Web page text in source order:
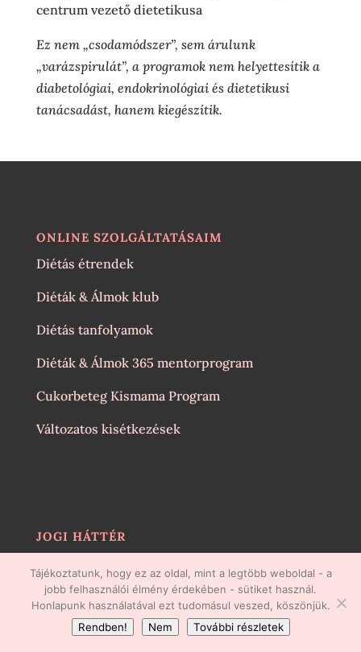
centrum vezető dietetikusa
Ez nem „csodamódszer”, sem árulunk
„varázspirulát”, a programok nem helyettesítik a
diabetológiai, endokrinológiai és dietetikusi
tanácsadást, hanem kiegészítik.
ONLINE SZOLGÁLTATÁSAIM
Diétás étrendek
Diéták & Álmok klub
Diétás tanfolyamok
Diéták & Álmok 365 mentorprogram
Cukorbeteg Kismama Program
Változatos kisétkezések
JOGI HÁTTÉR
Adatkezelési Tájékoztató
Jogi Nyilatkozat
Tájékoztatunk, hogy ez az oldal, mint a legtöbb weboldal - a
jobb felhasználói élmény érdekében - sütiket használ.
Honlapunk használatával ezt tudomásul veszed, köszönjük.
Rendben!
Nem További részletek